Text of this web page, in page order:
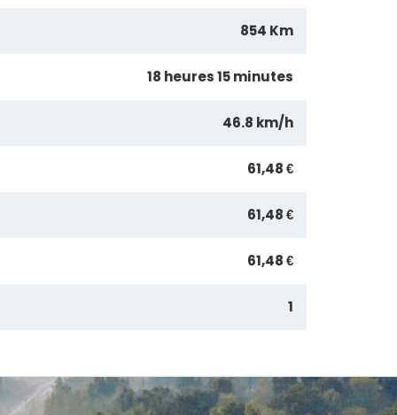
854 Km
18 heures 15 minutes
46.8 km/h
61,48 €
61,48 €
61,48 €
1